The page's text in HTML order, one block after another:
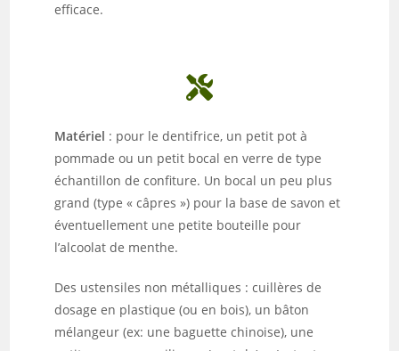
efficace.
Matériel : pour le dentifrice, un petit pot à
pommade ou un petit bocal en verre de type
échantillon de confiture. Un bocal un peu plus
grand (type « câpres ») pour la base de savon et
éventuellement une petite bouteille pour
l’alcoolat de menthe.
Des ustensiles non métalliques : cuillères de
dosage en plastique (ou en bois), un bâton
mélangeur (ex: une baguette chinoise), une